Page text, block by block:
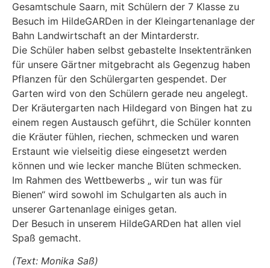
Gesamtschule Saarn, mit Schülern der 7 Klasse zu
Besuch im HildeGARDen in der Kleingartenanlage der
Bahn Landwirtschaft an der Mintarderstr.
Die Schüler haben selbst gebastelte Insektentränken
für unsere Gärtner mitgebracht als Gegenzug haben
Pflanzen für den Schülergarten gespendet. Der
Garten wird von den Schülern gerade neu angelegt.
Der Kräutergarten nach Hildegard von Bingen hat zu
einem regen Austausch geführt, die Schüler konnten
die Kräuter fühlen, riechen, schmecken und waren
Erstaunt wie vielseitig diese eingesetzt werden
können und wie lecker manche Blüten schmecken.
Im Rahmen des Wettbewerbs „ wir tun was für
Bienen“ wird sowohl im Schulgarten als auch in
unserer Gartenanlage einiges getan.
Der Besuch in unserem HildeGARDen hat allen viel
Spaß gemacht.
(Text: Monika Saß)